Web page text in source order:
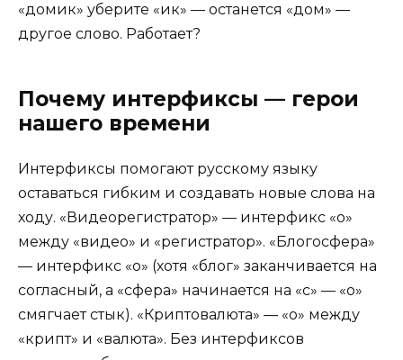
«домик» уберите «ик» — останется «дом» —
другое слово. Работает?
Почему интерфиксы — герои
нашего времени
Интерфиксы помогают русскому языку
оставаться гибким и создавать новые слова на
ходу. «Видеорегистратор» — интерфикс «о»
между «видео» и «регистратор». «Блогосфера»
— интерфикс «о» (хотя «блог» заканчивается на
согласный, а «сфера» начинается на «с» — «о»
смягчает стык). «Криптовалюта» — «о» между
«крипт» и «валюта». Без интерфиксов